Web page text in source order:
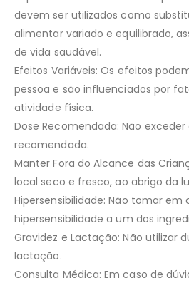
devem ser utilizados como
alimentar variado e equilibrado,
de vida saudável.
Efeitos Variáveis: Os efeitos
pessoa e são influenciados por
atividade física.
Dose Recomendada: Não exceder
recomendada.
Manter Fora do Alcance das
local seco e fresco, ao abrigo da
Hipersensibilidade: Não tomar em
hipersensibilidade a um dos
Gravidez e Lactação: Não utilizar
lactação.
Consulta Médica: Em caso de